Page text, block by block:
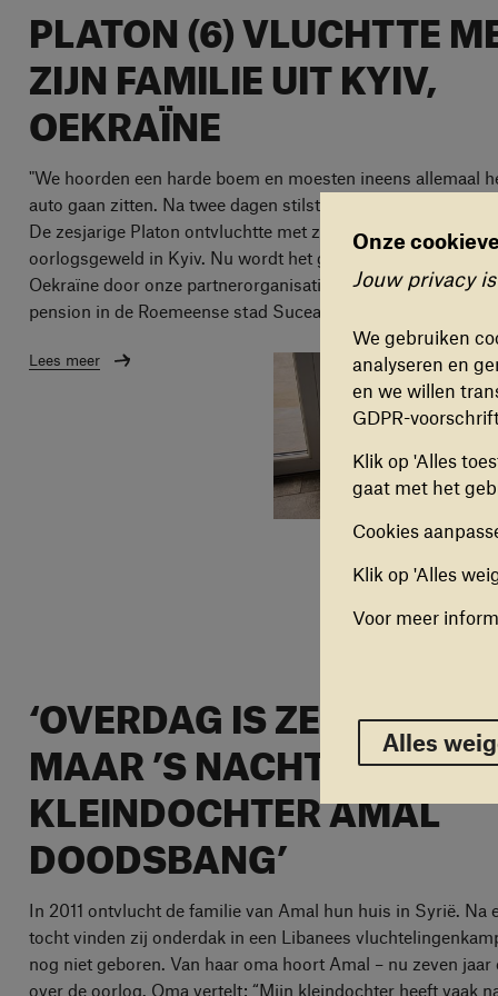
PLATON (6) VLUCHTTE
ZIJN FAMILIE UIT KYIV,
OEKRAÏNE
"We hoorden een harde boem en moesten ineens allemaal
auto gaan zitten. Na twee dagen stilstaan met de auto
De zesjarige Platon ontvluchtte met zijn broertje, zusje en
oorlogsgeweld in Kyiv. Nu wordt het gezin samen met
Oekraïne door onze partnerorganisaties opgevangen in een
pension in de Roemeense stad Suceava. Dit is Platons
Lees meer
‘OVERDAG IS ZE DAPPER,
MAAR ’S NACHTS IS MIJN
KLEINDOCHTER AMAL
DOODSBANG’
In 2011 ontvlucht de familie van Amal hun huis in Syrië. Na
tocht vinden zij onderdak in een Libanees
nog niet geboren. Van haar oma hoort Amal – nu zeven jaar
over de oorlog. Oma vertelt: “Mijn kleindochter heeft vaak
werkt.
Deze
aan te
Alles
Onze
Jouw privacy
We gebruiken
analyseren en
en we willen
GDPR-
Klik op 'Alles
gaat met het
Cookies
Klik op 'Alles
Voor meer
Alles